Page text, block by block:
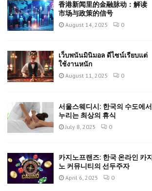
香港新闻里的金融脉动：解读
市场与政策的信号
August 14, 2025 0
เว็บพนันมินิมอล ดีไซน์เรียบแต่
ใช้งานหนัก
August 11, 2025 0
서울스웨디시: 한국의 수도에서
누리는 최상의 휴식
July 8, 2025 0
카지노프랜즈: 한국 온라인 카지
노 커뮤니티의 선두주자
April 6, 2025 0